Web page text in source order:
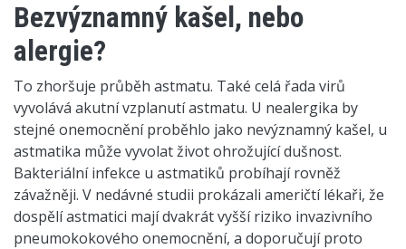
Bezvýznamný kašel, nebo
alergie?
To zhoršuje průběh astmatu. Také celá řada virů
vyvolává akutní vzplanutí astmatu. U nealergika by
stejné onemocnění proběhlo jako nevýznamný kašel, u
astmatika může vyvolat život ohrožující dušnost.
Bakteriální infekce u astmatiků probíhají rovněž
závažněji. V nedávné studii prokázali američtí lékaři, že
dospělí astmatici mají dvakrát vyšší riziko invazivního
pneumokokového onemocnění, a doporučují proto